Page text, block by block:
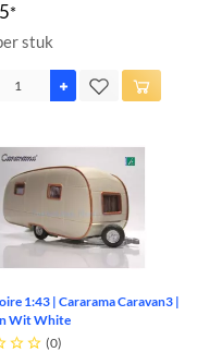
*
stuk
1:43 | Cararama Caravan3 |
Wit White
  (0)